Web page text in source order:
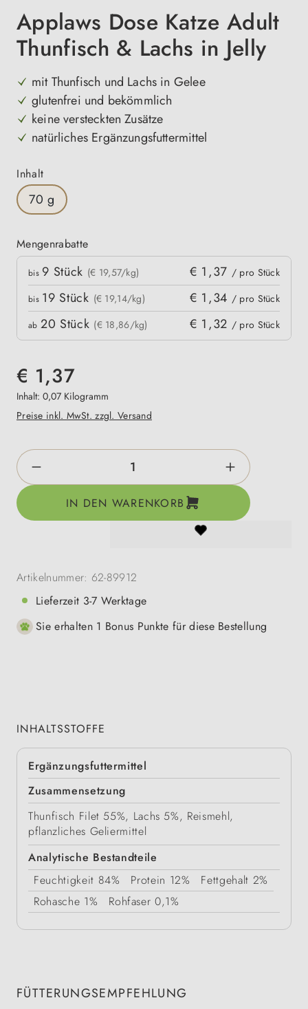
Applaws Dose Katze Adult
Thunfisch & Lachs in Jelly
mit Thunfisch und Lachs in Gelee
glutenfrei und bekömmlich
keine versteckten Zusätze
natürliches Ergänzungsfuttermittel
Inhaltauswählen
70 g
Mengenrabatte
Mengenrabatte
bis 9 Stück (€ 19,57/kg) € 1,37 / pro Stück
bis 19 Stück (€ 19,14/kg) € 1,34 / pro Stück
ab 20 Stück (€ 18,86/kg) € 1,32 / pro Stück
€ 1,37
Inhalt: 0,07 Kilogramm
Preise inkl. MwSt. zzgl. Versand
Produkt Anzahl: Gib den gewünschten
IN DEN WARENKORB
Artikelnummer: 62-89912
Lieferzeit 3-7 Werktage
Sie erhalten 1 Bonus Punkte für diese Bestellung
INHALTSSTOFFE
Ergänzungsfuttermittel
Zusammensetzung
Thunfisch Filet 55%, Lachs 5%, Reismehl,
pflanzliches Geliermittel
Analytische Bestandteile
Feuchtigkeit 84% Protein 12% Fettgehalt 2%
Rohasche 1% Rohfaser 0,1%
FÜTTERUNGSEMPFEHLUNG